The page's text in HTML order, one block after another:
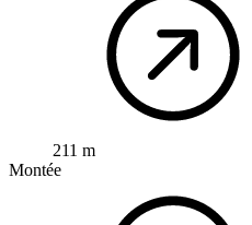
211 m
Montée